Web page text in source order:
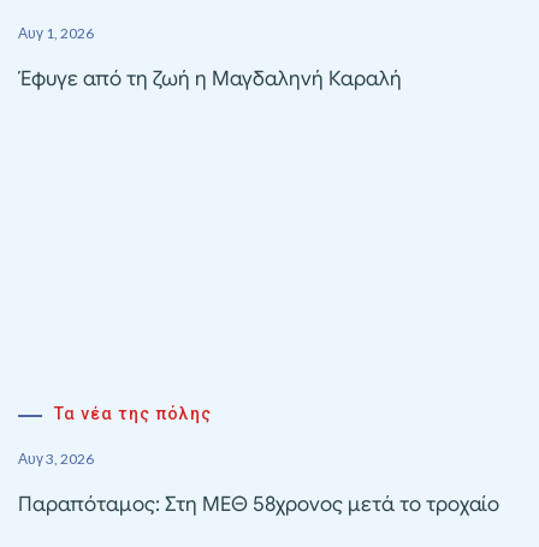
Αυγ 1, 2026
Έφυγε από τη ζωή η Μαγδαληνή Καραλή
Τα νέα της πόλης
Αυγ 3, 2026
Παραπόταμος: Στη ΜΕΘ 58χρονος μετά το τροχαίο